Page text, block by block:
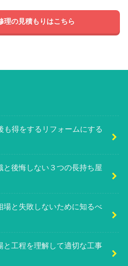
理の見積もりはこちら
も得をするリフォームにする
と後悔しない３つの長持ち屋
場と失敗しないために知るべ
と工程を理解して適切な工事